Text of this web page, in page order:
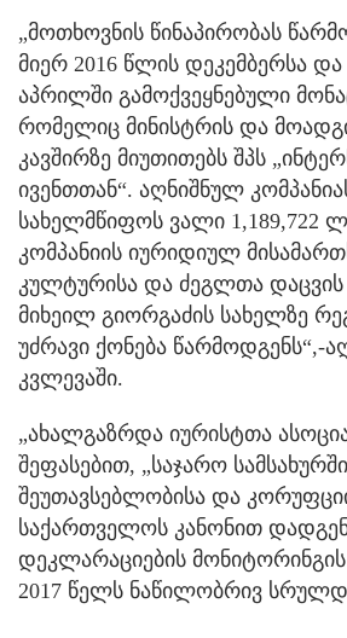
„მოთხოვნის წინაპირობას
მიერ 2016 წლის დეკემბერსა
აპრილში გამოქვეყნებული
რომელიც მინისტრის და
კავშირზე მიუთითებს შპს
ივენთთან“. აღნიშნულ
სახელმწიფოს ვალი 1,189,722
კომპანიის იურიდიულ
კულტურისა და ძეგლთა დაცვის
მიხეილ გიორგაძის სახელზე
უძრავი ქონება წარმოდგენს“,-
კვლევაში.
„ახალგაზრდა იურისტთა
შეფასებით, „საჯარო
შეუთავსებლობისა და
საქართველოს კანონით
დეკლარაციების
2017 წელს ნაწილობრივ